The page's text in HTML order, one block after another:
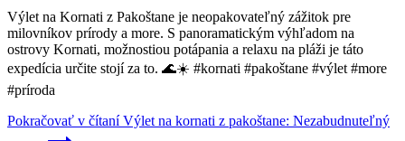
Výlet na Kornati z Pakoštane je neopakovateľný zážitok pre
milovníkov prírody a more. S panoramatickým výhľadom na
ostrovy Kornati, možnostiou potápania a relaxu na pláži je táto
expedícia určite stojí za to. 🌊☀️ #kornati #pakoštane #výlet #more
#príroda
Pokračovať v čítaníVýlet na kornati z pakoštane: Nezabudnuteľný